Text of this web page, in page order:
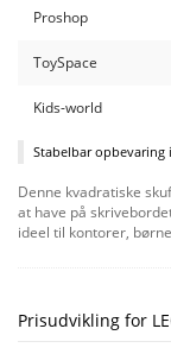
Proshop
ToySpace
Kids-world
Stabelbar opbevaring
Denne kvadratiske
at have på
ideel til kontorer,
mulighed for at
Prisudvikling for